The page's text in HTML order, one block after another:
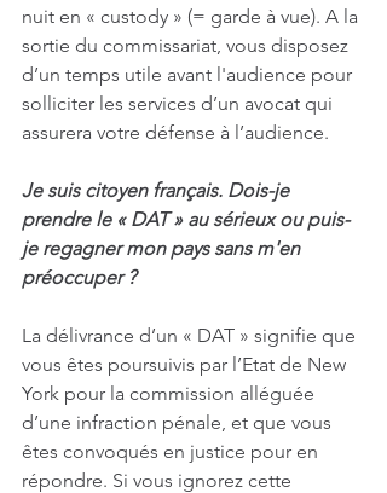
nuit en « custody » (= garde à vue). A la
sortie du commissariat, vous disposez
d’un temps utile avant l'audience pour
solliciter les services d’un avocat qui
assurera votre défense à l’audience.
Je suis citoyen français. Dois-je
prendre le « DAT » au sérieux ou puis-
je regagner mon pays sans m'en
préoccuper ?
La délivrance d’un « DAT » signifie que
vous êtes poursuivis par l’Etat de New
York pour la commission alléguée
d’une infraction pénale, et que vous
êtes convoqués en justice pour en
répondre. Si vous ignorez cette